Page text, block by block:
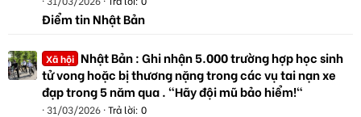
Điểm tin Nhật Bản
Xã hội Nhật Bản : Ghi nhận 5.000 trường hợp học sinh
tử vong hoặc bị thương nặng trong các vụ tai nạn xe
đạp trong 5 năm qua . "Hãy đội mũ bảo hiểm!"
31/03/2026 Trả lời: 0